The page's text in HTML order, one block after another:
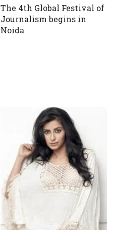
The 4th Global Festival of
Journalism begins in
Noida